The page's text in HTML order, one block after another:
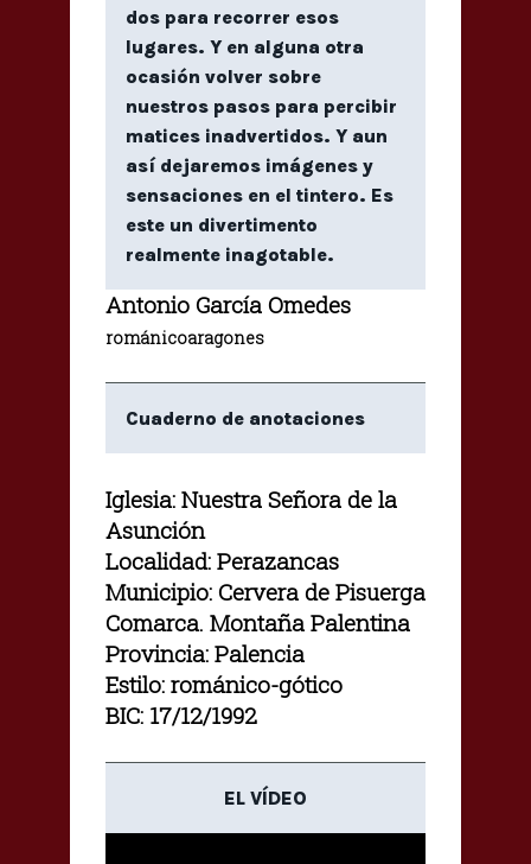
dos para recorrer esos
lugares. Y en alguna otra
ocasión volver sobre
nuestros pasos para percibir
matices inadvertidos. Y aun
así dejaremos imágenes y
sensaciones en el tintero. Es
este un divertimento
realmente inagotable.
Antonio García Omedes
románicoaragones
Cuaderno de anotaciones
Iglesia: Nuestra Señora de la
Asunción
Localidad: Perazancas
Municipio: Cervera de Pisuerga
Comarca. Montaña Palentina
Provincia: Palencia
Estilo: románico-gótico
BIC: 17/12/1992
EL VÍDEO